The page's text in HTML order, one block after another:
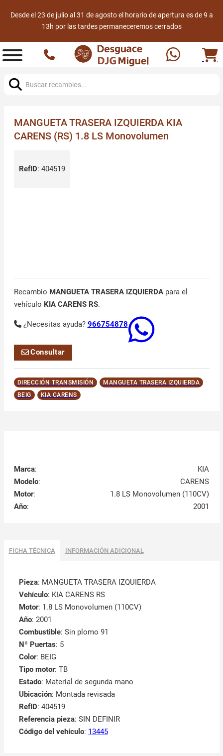
Desde el 23 de julio al 31 de agosto el horario de apertura es de 9 a
13h por las tardes permaneceremos cerrados
MANGUETA TRASERA IZQUIERDA KIA
CARENS (RS) 1.8 LS Monovolumen
RefID: 404519
Recambio MANGUETA TRASERA IZQUIERDApara el
vehículo KIA CARENS RS.
¿Necesitas ayuda? 966754878
Consultar
DIRECCIÓN TRANSMISIÓN
MANGUETA TRASERA IZQUIERDA
BEIG
KIA CARENS
Marca:
KIA
Modelo:
CARENS
Motor:
1.8 LS Monovolumen (110CV)
Año: 2001
FICHA TÉCNICA INFORMACIÓN ADICIONAL
Pieza: MANGUETA TRASERA IZQUIERDA
Vehículo: KIA CARENS RS
Motor: 1.8 LS Monovolumen (110CV)
Año: 2001
Combustible: Sin plomo 91
Nº Puertas: 5
Color: BEIG
Tipo motor: TB
Estado: Material de segunda mano
Ubicación: Montada revisada
RefID: 404519
Referencia pieza: SIN DEFINIR
Código del vehículo: 13445